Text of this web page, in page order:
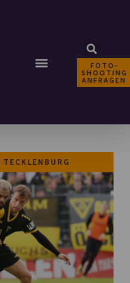
FOTO-
SHOOTING
ANFRAGEN